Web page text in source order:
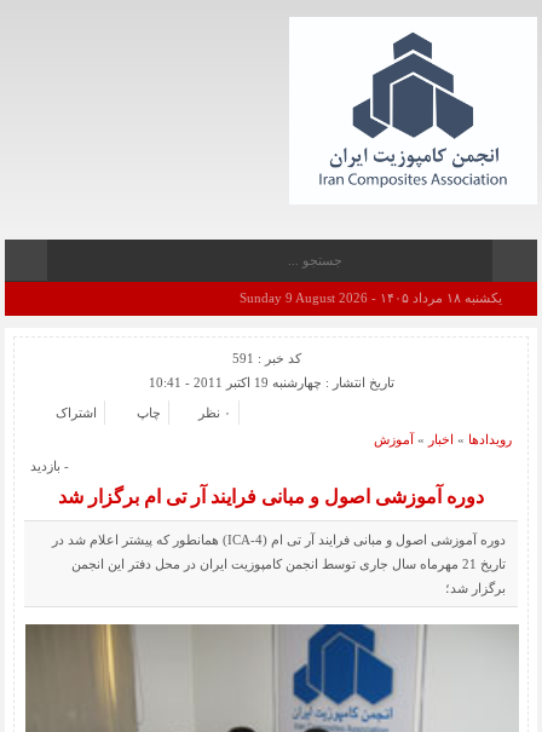
یکشنبه ۱۸ مرداد ۱۴۰۵ - Sunday 9 August 2026
کد خبر : 591
تاریخ انتشار : چهارشنبه 19 اکتبر 2011 - 10:41
اشتراک چاپ
۰ نظر
آموزش « اخبار « رویدادها
- بازدید
دوره آموزشی اصول و مبانی فرایند آر تی ام برگزار شد
دوره آموزشی اصول و مبانی فرايند آر تی ام (ICA-4) همانطور که پیشتر اعلام شد در
تاریخ 21 مهرماه سال جاری توسط انجمن کامپوزیت ایران در محل دفتر این انجمن
برگزار شد؛